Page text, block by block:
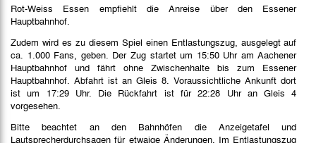
Rot-Weiss Essen empfiehlt die Anreise über den Essener
Hauptbahnhof.
Zudem wird es zu diesem Spiel einen Entlastungszug, ausgelegt auf
ca. 1.000 Fans, geben. Der Zug startet um 15:50 Uhr am Aachener
Hauptbahnhof und fährt ohne Zwischenhalte bis zum Essener
Hauptbahnhof. Abfahrt ist an Gleis 8. Voraussichtliche Ankunft dort
ist um 17:29 Uhr. Die Rückfahrt ist für 22:28 Uhr an Gleis 4
vorgesehen.
Bitte beachtet an den Bahnhöfen die Anzeigetafel und
Lautsprecherdurchsagen für etwaige Änderungen. Im Entlastungszug